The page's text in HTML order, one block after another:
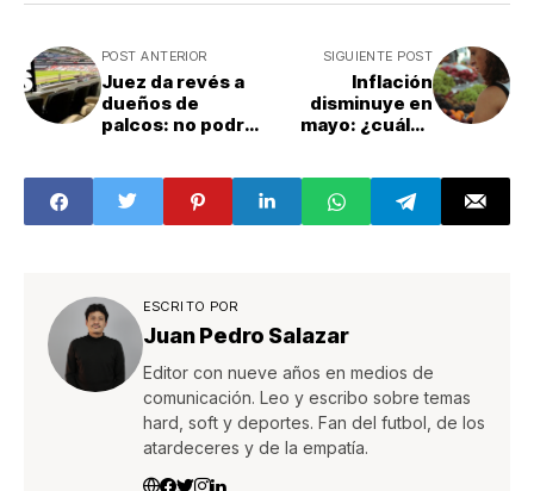
POST ANTERIOR
Juez da revés a
dueños de
palcos: no podrán
alimentos ni
bebidas a
inauguración del
SIGUIENTE POST
Inflación
disminuye en
mayo: ¿cuáles
caros?
ESCRITO POR
Juan Pedro Salazar
Editor con nueve años en medios de
comunicación. Leo y escribo sobre temas
hard, soft y deportes. Fan del futbol, de los
atardeceres y de la empatía.